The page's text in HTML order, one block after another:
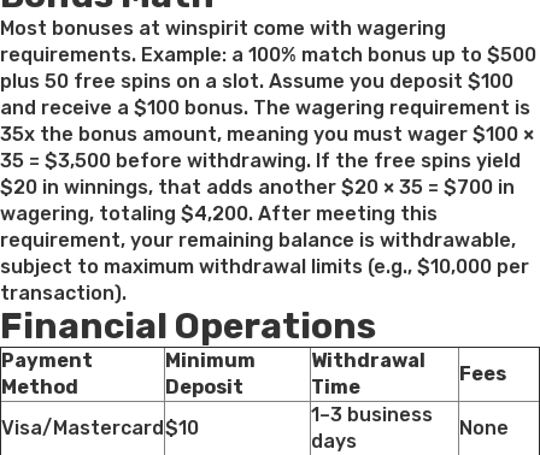
Most bonuses at winspirit come with wagering
requirements. Example: a 100% match bonus up to $500
plus 50 free spins on a slot. Assume you deposit $100
and receive a $100 bonus. The wagering requirement is
35x the bonus amount, meaning you must wager $100 ×
35 = $3,500 before withdrawing. If the free spins yield
$20 in winnings, that adds another $20 × 35 = $700 in
wagering, totaling $4,200. After meeting this
requirement, your remaining balance is withdrawable,
subject to maximum withdrawal limits (e.g., $10,000 per
transaction).
Financial Operations
Payment
Method
Minimum
Deposit
Withdrawal
Time
Fees
Visa/Mastercard $10
1–3 business
days
None